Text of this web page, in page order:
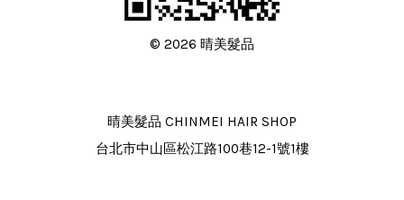
© 2026 晴美髮品
晴美髮品 CHINMEI HAIR SHOP
台北市中山區松江路100巷12-1號1樓